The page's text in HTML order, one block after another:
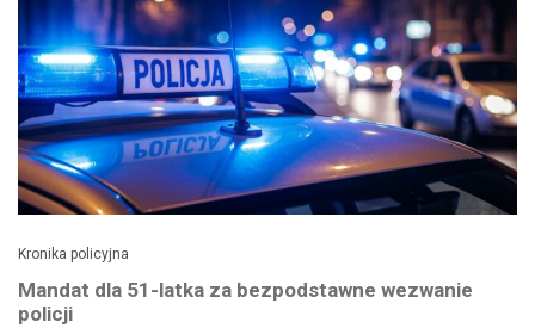
Kronika policyjna
Mandat dla 51-latka za bezpodstawne wezwanie
policji